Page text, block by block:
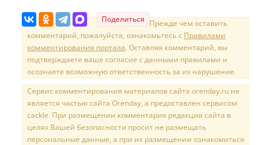
Поделиться Прежде чем оставить
комментарий, пожалуйста, ознакомьтесь с Правилами
комментирования портала. Оставляя комментарий, вы
подтверждаете ваше согласие с данными правилами и
осознаете возможную ответственность за их нарушение.
Сервис комментирования материалов сайта orenday.ru не
является частью сайта Orenday, а предоставлен сервисом
cackle. При размещении комментария редакция сайта в
целях Вашей безопасности просит не размещать
персональные данные, а при их размещении ознакомиться